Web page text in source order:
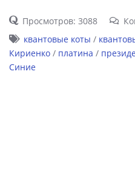
Просмотров: 3088
квантовые коты /
Кириенко / платина /
Синие